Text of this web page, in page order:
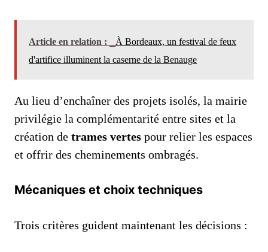
Article en relation :
À Bordeaux, un festival de feux
d'artifice illuminent la caserne de la Benauge
Au lieu d’enchaîner des projets isolés, la mairie
privilégie la complémentarité entre sites et la
création de trames vertes pour relier les espaces
et offrir des cheminements ombragés.
Mécaniques et choix techniques
Trois critères guident maintenant les décisions :